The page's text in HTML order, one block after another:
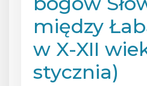
między
w X-XII
stycznia)